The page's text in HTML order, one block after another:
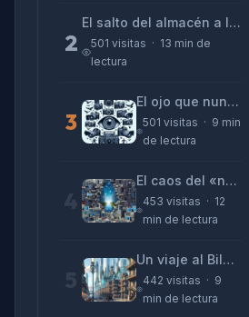
2
El salto del almacén a la terminal: La realidad de reinventarse en tecnología
501 visitas · 13 min de
lectura
3
El ojo que nunca parpadea: lo que nos cuentan las cámaras de Lizeth Marzano
501 visitas · 9 min
de lectura
El caos del «no funciona nada» y la realidad tras la pantalla
453 visitas · 12
min de lectura
Un viaje al Bilbao de 2026 con sabor a 1895
442 visitas · 9
min de lectura